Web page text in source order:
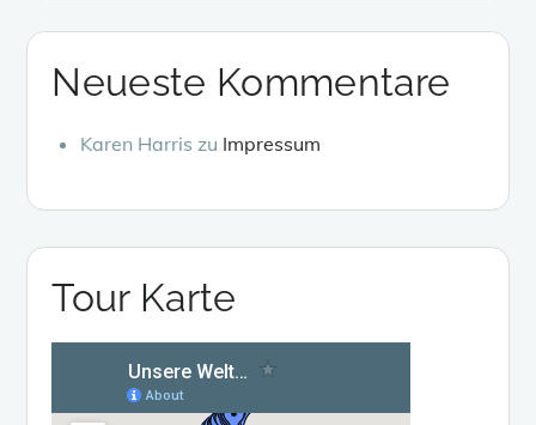
Neueste Kommentare
Karen Harris zu Impressum
Tour Karte